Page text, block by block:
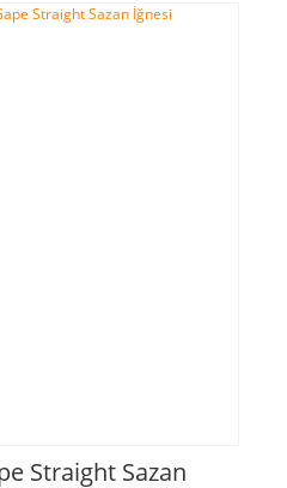
Straight Sazan